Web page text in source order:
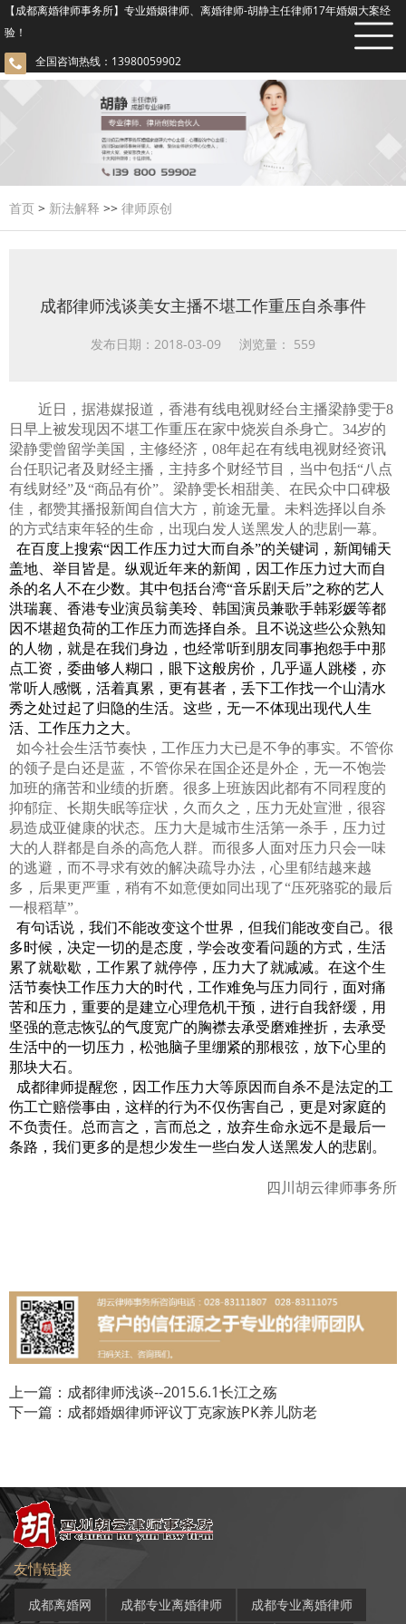
【成都离婚律师事务所】专业婚姻律师、离婚律师-胡静主任律师17年婚姻大案经
验！
全国咨询热线：13980059902
首页 > 新法解释 >> 律师原创
成都律师浅谈美女主播不堪工作重压自杀事件
发布日期：2018-03-09 浏览量： 559
近日， 据港媒报道， 香港有线电视财经台主播梁静雯于8
日早上被发现因不堪工作重压在家中烧炭自杀身亡。 34岁的
梁静雯曾留学美国，主修经济， 08年起在有线电视财经资讯
台任职记者及财经主播，主持多个财经节目，当中包括“八点
有线财经”及“商品有价”。 梁静雯长相甜美、在民众中口碑极
佳，都赞其播报新闻自信大方，前途无量。未料选择以自杀
的方式结束年轻的生命，出现白发人送黑发人的悲剧一幕。
在百度上搜索“因工作压力过大而自杀”的关键词，新闻铺天
盖地、举目皆是。纵观近年来的新闻，因工作压力过大而自
杀的名人不在少数。其中包括台湾“音乐剧天后”之称的艺人
洪瑞襄、香港专业演员翁美玲、韩国演员兼歌手韩彩媛等都
因不堪超负荷的工作压力而选择自杀。且不说这些公众熟知
的人物，就是在我们身边，也经常听到朋友同事抱怨手中那
点工资，委曲够人糊口，眼下这般房价，几乎逼人跳楼，亦
常听人感慨，活着真累，更有甚者，丢下工作找一个山清水
秀之处过起了归隐的生活。这些，无一不体现出现代人生
活、工作压力之大。
如今社会生活节奏快，工作压力大已是不争的事实。不管你
的领子是白还是蓝，不管你呆在国企还是外企，无一不饱尝
加班的痛苦和业绩的折磨。很多上班族因此都有不同程度的
抑郁症、长期失眠等症状，久而久之，压力无处宣泄，很容
易造成亚健康的状态。压力大是城市生活第一杀手，压力过
大的人群都是自杀的高危人群。而很多人面对压力只会一味
的逃避，而不寻求有效的解决疏导办法，心里郁结越来越
多，后果更严重，稍有不如意便如同出现了“压死骆驼的最后
一根稻草”。
有句话说，我们不能改变这个世界，但我们能改变自己。很
多时候，决定一切的是态度，学会改变看问题的方式，生活
累了就歇歇，工作累了就停停，压力大了就减减。在这个生
活节奏快工作压力大的时代，工作难免与压力同行，面对痛
苦和压力，重要的是建立心理危机干预，进行自我舒缓，用
坚强的意志恢弘的气度宽广的胸襟去承受磨难挫折，去承受
生活中的一切压力，松弛脑子里绷紧的那根弦，放下心里的
那块大石。
成都律师提醒您，因工作压力大等原因而自杀不是法定的工
伤工亡赔偿事由，这样的行为不仅伤害自己，更是对家庭的
不负责任。总而言之，言而总之，放弃生命永远不是最后一
条路，我们更多的是想少发生一些白发人送黑发人的悲剧。
四川胡云律师事务所
上一篇：成都律师浅谈--2015.6.1长江之殇
下一篇：成都婚姻律师评议丁克家族PK养儿防老
友情链接
成都离婚网 成都专业离婚律师 成都专业离婚律师